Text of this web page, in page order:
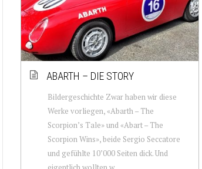
ABARTH – DIE STORY
Bildergeschichte Zwar haben wir diese
Werke vorliegen, «Abarth – The
Scorpion’s Tale» und «Abart – The
Scorpion Wins», beide Sergio Seccatore
und gefühlte 10’000 Seiten dick. Und